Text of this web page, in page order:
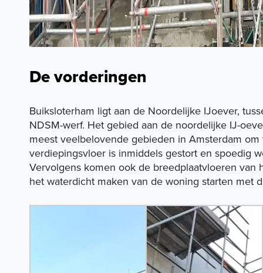
De vorderingen
Buiksloterham ligt aan de Noordelijke IJoever,
NDSM-werf. Het gebied aan de noordelijke IJ-
meest veelbelovende gebieden in Amsterdam
verdiepingsvloer is inmiddels gestort en spoedig
Vervolgens komen ook de breedplaatvloeren van
het waterdicht maken van de woning starten met